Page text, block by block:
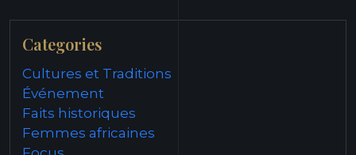
Categories
Cultures et Traditions
Événement
Faits historiques
Femmes africaines